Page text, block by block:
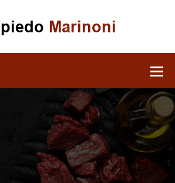
A Soncino ‣